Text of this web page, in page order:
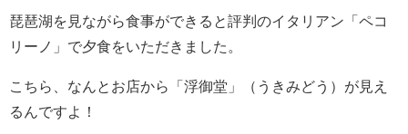
琵琶湖を見ながら食事ができると評判のイタリアン「ペコ
リーノ」で夕食をいただきました。
こちら、なんとお店から「浮御堂」（うきみどう）が見え
るんですよ！